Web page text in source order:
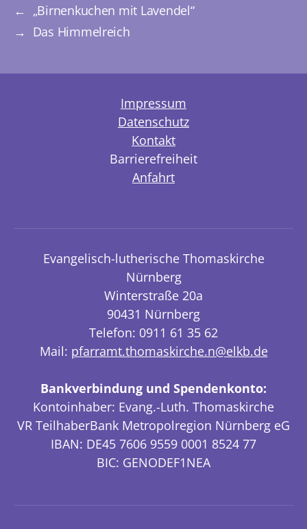
← „Birnenkuchen mit Lavendel“
→
Das Himmelreich
Impressum
Datenschutz
Kontakt
Barrierefreiheit
Anfahrt
Evangelisch-lutherische Thomaskirche
Nürnberg
Winterstraße 20a
90431 Nürnberg
Telefon: 0911 61 35 62
Mail: pfarramt.thomaskirche.n@elkb.de
Bankverbindung und Spendenkonto:
Kontoinhaber: Evang.-Luth. Thomaskirche
VR TeilhaberBank Metropolregion Nürnberg eG
IBAN: DE45 7606 9559 0001 8524 77
BIC: GENODEF1NEA